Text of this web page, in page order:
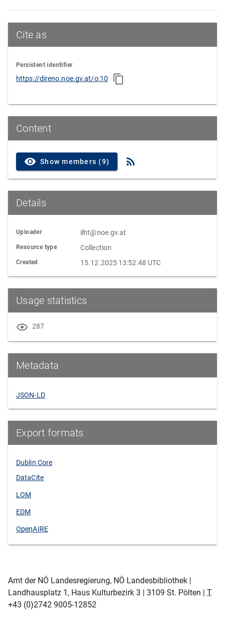
Cite as
Persistent identifier
https://direno.noe.gv.at/o:10
Content
Show members (9)
Details
Uploader ilht@noe.gv.at
Resource type Collection
Created 15.12.2025 13:52:48 UTC
Usage statistics
287
Metadata
JSON-LD
Export formats
Dublin Core
DataCite
LOM
EDM
OpenAIRE
Amt der NÖ Landesregierung, NÖ Landesbibliothek |
Landhausplatz 1, Haus Kulturbezirk 3 | 3109 St. Pölten | T
+43 (0)2742 9005-12852